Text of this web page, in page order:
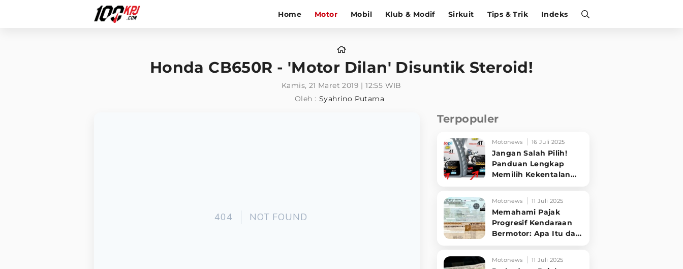
Home Motor Mobil Klub & Modif Sirkuit Tips & Trik Indeks
Honda CB650R - 'Motor Dilan' Disuntik Steroid!
Kamis, 21 Maret 2019 | 12:55 WIB
Oleh : Syahrino Putama
Terpopuler
Motonews 16 Juli 2025
Jangan Salah Pilih!
Panduan Lengkap
Memilih Kekentalan
Kondisi Mesin
Motonews 11 Juli 2025
Memahami Pajak
Progresif Kendaraan
Bermotor: Apa Itu dan
Simak Penjelasannya
Motonews 11 Juli 2025